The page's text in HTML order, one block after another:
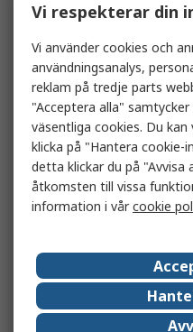
Vi respekterar din
Vi använder cookies och
användningsanalys,
reklam på tredje parts
"Acceptera alla"
väsentliga cookies. Du
klicka på "Hantera cookie-
detta klickar du på "Avvisa
åtkomsten till vissa
information i vårcookie